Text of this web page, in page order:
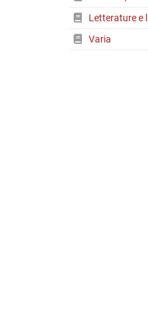
Letterature e
Varia